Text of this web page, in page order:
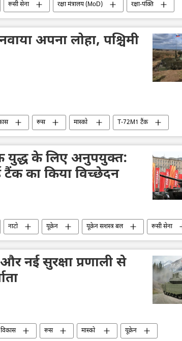
रूसी सेना रक्षा मंत्रालय (MoD)
रक्षा-पंक्ति
यूक्रेन सशस्त्र बल जर्मनी
लड़ाकू वाहन
अपना लोहा, पश्चिमी
रूस मास्को
T-72M1 टैंक
टी-14 आर्मटा टैंक रूसी टैंक
विशेष सैन्य अभियान
यूक्रेन
यूक्रेन सशस्त्र बल
जर्मनी
युद्ध के लिए अनुपयुक्त:
का किया विच्छेदन​
नाटो यूक्रेन यूक्रेन सशस्त्र बल
रूसी सेना
जर्मनी
नई सुरक्षा प्रणाली से
रूस मास्को
यूक्रेन